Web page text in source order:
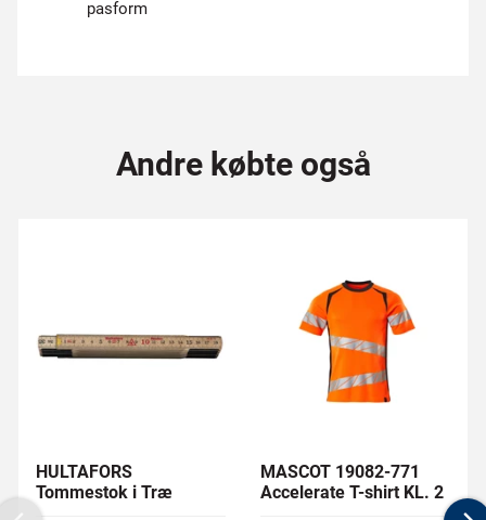
pasform
Andre købte også
HULTAFORS
Tommestok i Træ
MASCOT 19082-771
Accelerate T-shirt KL. 2